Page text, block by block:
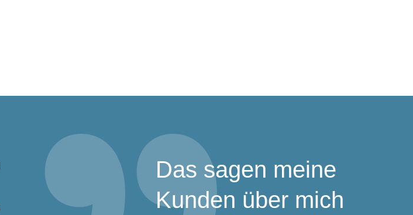
Das sagen meine
Kunden über mich